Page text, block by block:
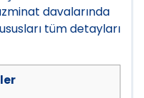
davalarında
tüm detayları